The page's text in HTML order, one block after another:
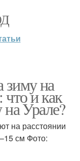
зиму на
и как
на Урале?
на расстоянии
см Фото: